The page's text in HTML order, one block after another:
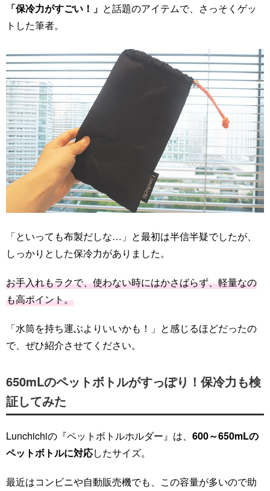
「保冷力がすごい！」 と話題のアイテムで、さっそくゲッ
トした筆者。
「といっても布製だしな…」と最初は半信半疑でしたが、
しっかりとした保冷力がありました。
お手入れもラクで、使わない時にはかさばらず、軽量なの
も高ポイント。
「水筒を持ち運ぶよりいいかも！」と感じるほどだったの
で、ぜひ紹介させてください。
650mLのペットボトルがすっぽり！保冷力も検
証してみた
Lunchichiの『ペットボトルホルダー』は、 600～650mLの
ペットボトルに対応したサイズ。
最近はコンビニや自動販売機でも、この容量が多いので助